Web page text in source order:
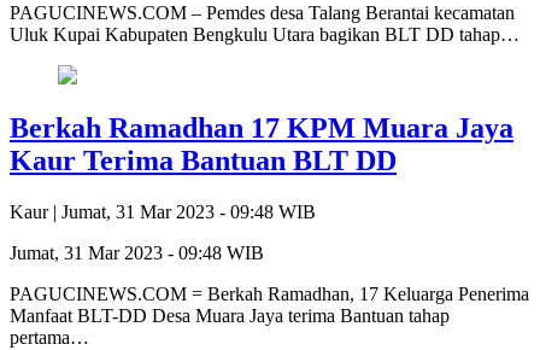
PAGUCINEWS.COM – Pemdes desa Talang Berantai kecamatan
Uluk Kupai Kabupaten Bengkulu Utara bagikan BLT DD tahap…
Berkah Ramadhan 17 KPM Muara Jaya
Kaur Terima Bantuan BLT DD
Kaur | Jumat, 31 Mar 2023 - 09:48 WIB
Jumat, 31 Mar 2023 - 09:48 WIB
PAGUCINEWS.COM = Berkah Ramadhan, 17 Keluarga Penerima
Manfaat BLT-DD Desa Muara Jaya terima Bantuan tahap
pertama…